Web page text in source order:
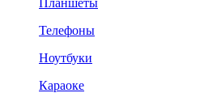
Планшеты
Телефоны
Ноутбуки
Караоке